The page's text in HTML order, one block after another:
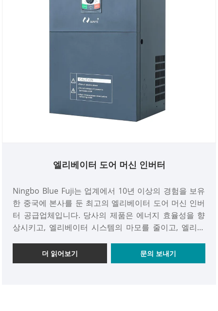
엘리베이터 도어 머신 인버터
Ningbo Blue Fuji는 업계에서 10년 이상의 경험을 보유
한 중국에 본사를 둔 최고의 엘리베이터 도어 머신 인버
터 공급업체입니다. 당사의 제품은 에너지 효율성을 향
상시키고, 엘리베이터 시스템의 마모를 줄이고, 엘리베
대 엘리베이터 시스템의 필수 구성 요소입니다. 당사의
엘리베이터 도어 머신 인버터는 안전 및 품질에 대한 엄
더 읽어보기 문의 보내기